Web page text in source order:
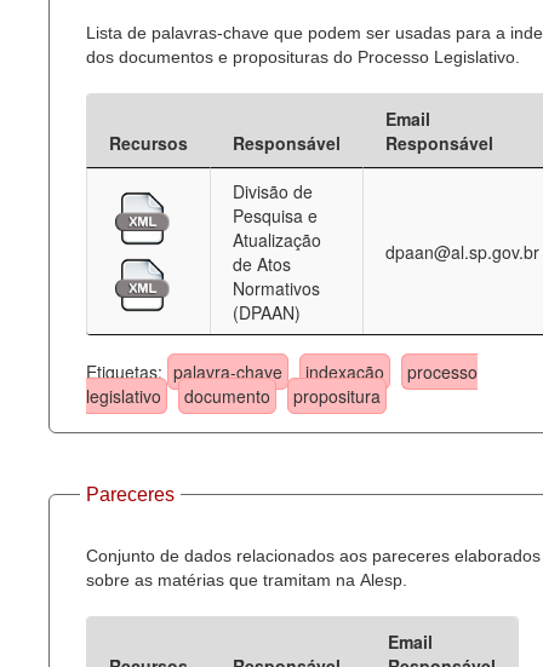
Lista de palavras-chave que podem ser usadas para a
dos documentos e proposituras do Processo Legislativo.
Recursos Responsável
Email
Responsável
Divisão de
Pesquisa e
Atualização
de Atos
Normativos
(DPAAN)
dpaan@al.sp.gov.br
Etiquetas: palavra-chave indexação
processo
legislativo
documento propositura
Pareceres
Conjunto de dados relacionados aos pareceres elaborados
sobre as matérias que tramitam na Alesp.
Email